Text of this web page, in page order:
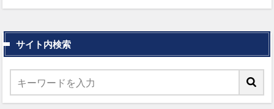
サイト内検索